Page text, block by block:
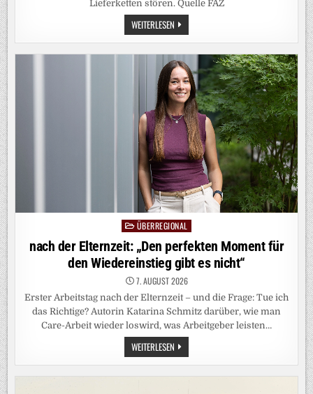
Lieferketten stören. Quelle FAZ
WEITERLESEN DÜRRE
UND
HITZEWELLEN:
SUPER-
EL-
NIÑO
BEDROHT
GLOBALE
LIEFERKETTEN
Posted
in
ÜBERREGIONAL
nach der Elternzeit: „Den perfekten Moment für
den Wiedereinstieg gibt es nicht“
7. AUGUST 2026
Erster Arbeitstag nach der Elternzeit – und die Frage: Tue ich
das Richtige? Autorin Katarina Schmitz darüber, wie man
Care-Arbeit wieder loswird, was Arbeitgeber leisten…
WEITERLESEN NACH
DER
ELTERNZEIT:
„DEN